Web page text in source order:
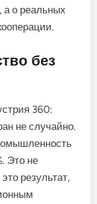
а о реальных
без
360:
не случайно.
Это не
результат,